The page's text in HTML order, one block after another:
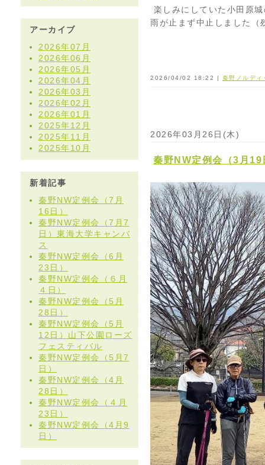
アーカイブ
2026年07月
2026年06月
2026年05月
2026年04月
2026年03月
2026年02月
2026年01月
2025年12月
2025年11月
2025年10月
新着記事
秦野NW定例会（7月
16日）
秦野NW定例会（7月7
日）東海大学キャンバ
ス
秦野NW定例会（6月
23日）
秦野NW定例会（６月
４日）
秦野NW定例会（5月
28日）
秦野NW定例会（5月
12日）山下公園ローズ
フェスティバル
秦野NW定例会（5月7
日）
秦野NW定例会（4月
28日）
秦野NW定例会（４月
23日）
秦野NW定例会（4月9
日）
楽しみにしていた小田原
雨が止まず中止しました（
2026/04/02 18:22 | 秦野ノルディ
2026年03月26日(木)
秦野NW定例会（3月19